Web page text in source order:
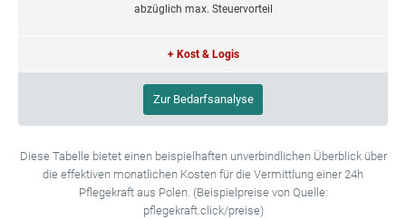
abzüglich max. Steuervorteil
+ Kost & Logis
Zur Bedarfsanalyse
Diese Tabelle bietet einen beispielhaften unverbindlichen Überblick über
die effektiven monatlichen Kosten für die Vermittlung einer 24h
Pflegekraft aus Polen. (Beispielpreise von Quelle:
pflegekraft.click/preise)